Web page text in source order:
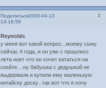
Поделиться 2
2009-04-13
14:16:59
Reynolds
у меня вот какой вопрос...моему сыну
сейчас 4 года, и он уже с прошлого
лета ноет что он хочет кататься на
скейте....ну бабушка с дедушкой не
выдержали и купили ему маленькую
китайску доску...так вот что я хочу